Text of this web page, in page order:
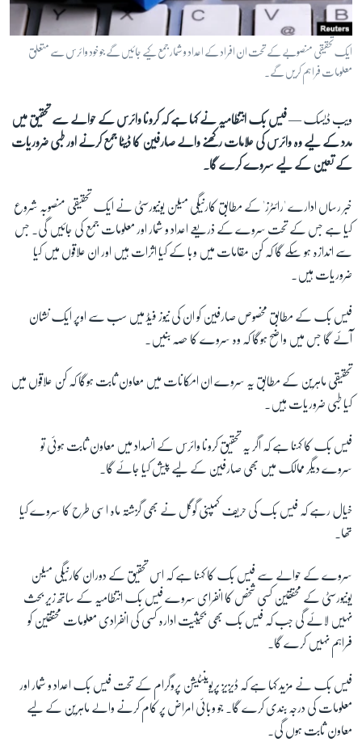
آرٹ
آزادیٔ صحافت
سائنس و ٹیکنالوجی
دلچسپ و عجیب
ویڈیوز
اسپیشل کوریج
اداریہ
FOLLOW US
زبان
ایک تحقیقی منصوبے کے تحت ان افراد کے اعداد و شمار جمع کیے جائیں گے جو خود وائرس سے متعلق
معلومات فراہم کریں گے۔
ویب ڈیسک —فیس بک انتظامیہ نے کہا ہے کہ کرونا وائرس کے حوالے سے تحقیق میں
مدد کے لیے وہ وائرس کی علامات رکھنے والے صارفین کا ڈیٹا جمع کرنے اور طبی ضروریات
کے تعین کے لیے سروے کرے گا۔
خبر رساں ادارے 'رائٹرز' کے مطابق کارنیگی میلن یونیورسٹی نے ایک تحقیقی منصوبہ شروع
کیا ہے جس کے تحت سروے کے ذریعے اعداد و شمار اور معلومات جمع کی جائیں گی۔ جس
سے اندازہ ہو سکے گا کہ کن مقامات میں وبا کے کیا اثرات ہیں اور ان علاقوں میں کیا
ضروریات ہیں۔
فیس بک کے مطابق مخصوص صارفین کو ان کی نیوز فیڈ میں سب سے اوپر ایک نشان
آئے گا جس میں واضح ہوگا کہ وہ سروے کا حصہ بنیں۔
تحقیقی ماہرین کے مطابق یہ سروے ان امکانات میں معاون ثابت ہوگا کہ کن علاقوں میں
کیا طبی ضروریات ہیں۔
فیس بک کا کہنا ہے کہ اگر یہ تحقیق کرونا وائرس کے انسداد میں معاون ثابت ہوئی تو
سروے دیگر ممالک میں بھی صارفین کے لیے پیش کیا جائے گا۔
خیال رہے کہ فیس بک کی حریف کمپنی گوگل نے بھی گزشتہ ماہ اسی طرح کا سروے کیا
تھا۔
سروے کے حوالے سے فیس بک کا کہنا ہے کہ اس تحقیق کے دوران کارنیگی میلن
یونیورسٹی کے محققین کسی شخص کا انفرای سروے فیس بک انتظامیہ کے ساتھ زیر بحث
نہیں لائے گی جب کہ فیس بک بھی بحیثیت ادارہ کسی کی انفرادی معلومات محققین کو
فراہم نہیں کرے گا۔
فیس بک نے مزید کہا ہے کہ ڈیزیز پریوینٹیشن پروگرام کے تحت فیس بک اعداد و شمار اور
معلومات کی درجہ بندی کرے گا۔ جو وبائی امراض پر کام کرنے والے ماہرین کے لیے
معاون ثابت ہوں گی۔